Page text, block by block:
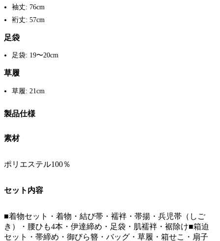
袖丈: 76cm
裄丈: 57cm
足袋
足袋: 19〜20cm
草履
草履: 21cm
製品仕様
素材
ポリエステル100％
セット内容
■着物セット・着物・結び帯・襦袢・帯揚・兵児帯（しご
き）・腰ひも4本・伊達締め・足袋・肌襦袢・裾除け■箱迫
セット・帯締め・御びら簪・バッグ・草履・箱せこ・扇子